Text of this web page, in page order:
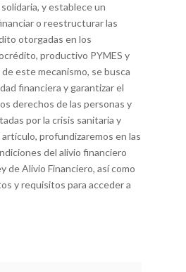
y establece un
o reestructurar las
otorgadas en los
productivo PYMES y
este mecanismo, se busca
financiera y garantizar el
derechos de las personas y
por la crisis sanitaria y
profundizaremos en las
del alivio financiero
de Alivio Financiero, así como
y requisitos para acceder a